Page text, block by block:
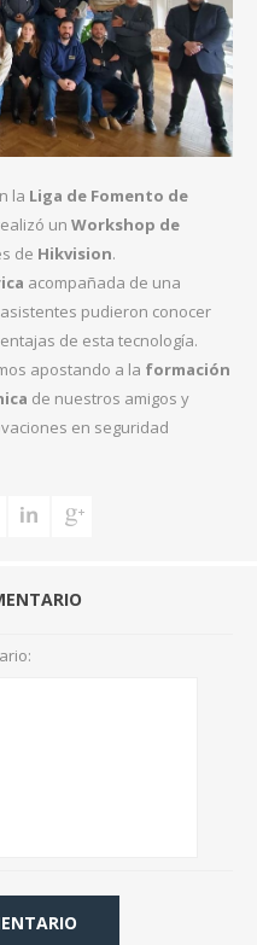
la Liga de Fomento de
un Workshop de
de Hikvision.
acompañada de una
pudieron conocer
de esta tecnología.
apostando a la formación
de nuestros amigos y
en seguridad